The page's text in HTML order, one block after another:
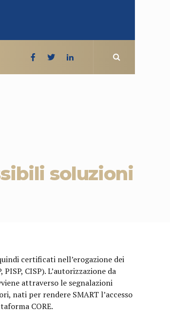
soluzioni
certificati nell’erogazione dei
CISP). L’autorizzazione da
attraverso le segnalazioni
nati per rendere SMART l’accesso
CORE.